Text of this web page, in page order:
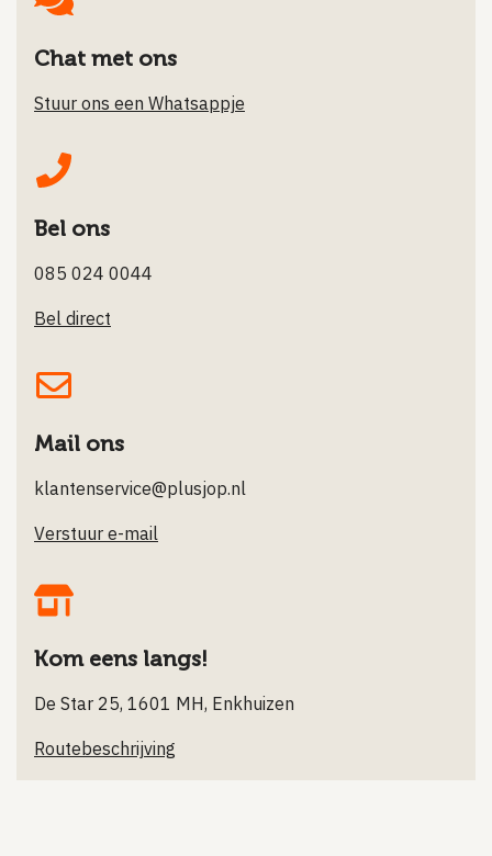
Chat met ons
Stuur ons een Whatsappje
Bel ons
085 024 0044
Bel direct
Mail ons
klantenservice@plusjop.nl
Verstuur e-mail
Kom eens langs!
De Star 25, 1601 MH, Enkhuizen
Routebeschrijving